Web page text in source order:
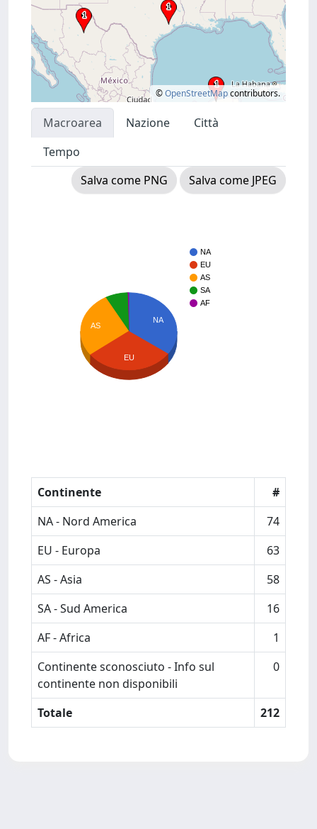
©OpenStreetMapcontributors.
Macroarea Nazione
Città
Tempo
Salva come PNG
Salva come JPEG
NA
EU
AS
SA
AF
NA
AS
EU
Continente
#
NA - Nord America
74
EU - Europa
63
AS - Asia
58
SA - Sud America
16
AF - Africa
1
Continente sconosciuto - Info sul
continente non disponibili
0
Totale 212